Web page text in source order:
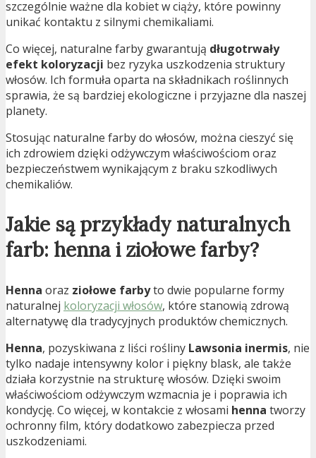
szczególnie ważne dla kobiet w ciąży, które powinny
unikać kontaktu z silnymi chemikaliami.
Co więcej, naturalne farby gwarantują długotrwały
efekt koloryzacji bez ryzyka uszkodzenia struktury
włosów. Ich formuła oparta na składnikach roślinnych
sprawia, że są bardziej ekologiczne i przyjazne dla naszej
planety.
Stosując naturalne farby do włosów, można cieszyć się
ich zdrowiem dzięki odżywczym właściwościom oraz
bezpieczeństwem wynikającym z braku szkodliwych
chemikaliów.
Jakie są przykłady naturalnych
farb: henna i ziołowe farby?
Henna oraz ziołowe farbyto dwie popularne formy
naturalnej koloryzacji włosów, które stanowią zdrową
alternatywę dla tradycyjnych produktów chemicznych.
Henna, pozyskiwana z liści rośliny Lawsonia inermis, nie
tylko nadaje intensywny kolor i piękny blask, ale także
działa korzystnie na strukturę włosów. Dzięki swoim
właściwościom odżywczym wzmacnia je i poprawia ich
kondycję. Co więcej, w kontakcie z włosami henna tworzy
ochronny film, który dodatkowo zabezpiecza przed
uszkodzeniami.